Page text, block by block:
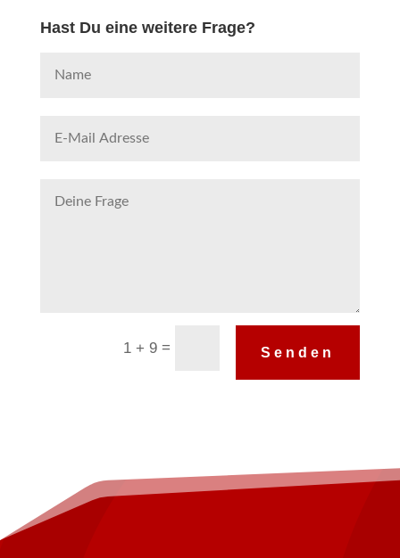
Hast Du eine weitere Frage?
1 + 9 = Senden